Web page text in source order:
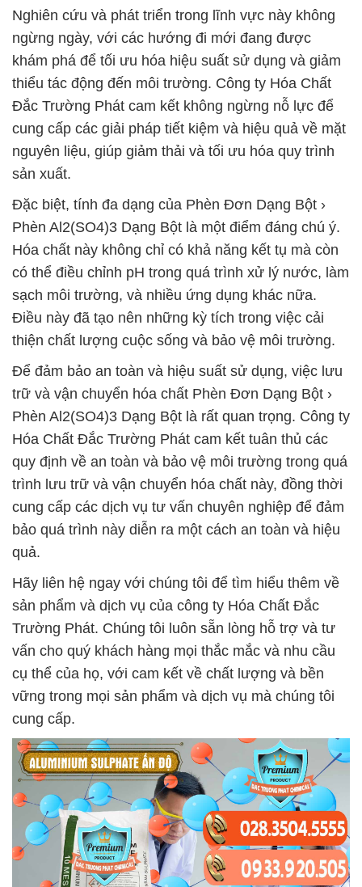
Nghiên cứu và phát triển trong lĩnh vực này không
ngừng ngày, với các hướng đi mới đang được
khám phá để tối ưu hóa hiệu suất sử dụng và giảm
thiểu tác động đến môi trường. Công ty Hóa Chất
Đắc Trường Phát cam kết không ngừng nỗ lực để
cung cấp các giải pháp tiết kiệm và hiệu quả về mặt
nguyên liệu, giúp giảm thải và tối ưu hóa quy trình
sản xuất.
Đặc biệt, tính đa dạng của Phèn Đơn Dạng Bột ›
Phèn Al2(SO4)3 Dạng Bột là một điểm đáng chú ý.
Hóa chất này không chỉ có khả năng kết tụ mà còn
có thể điều chỉnh pH trong quá trình xử lý nước, làm
sạch môi trường, và nhiều ứng dụng khác nữa.
Điều này đã tạo nên những kỳ tích trong việc cải
thiện chất lượng cuộc sống và bảo vệ môi trường.
Để đảm bảo an toàn và hiệu suất sử dụng, việc lưu
trữ và vận chuyển hóa chất Phèn Đơn Dạng Bột ›
Phèn Al2(SO4)3 Dạng Bột là rất quan trọng. Công ty
Hóa Chất Đắc Trường Phát cam kết tuân thủ các
quy định về an toàn và bảo vệ môi trường trong quá
trình lưu trữ và vận chuyển hóa chất này, đồng thời
cung cấp các dịch vụ tư vấn chuyên nghiệp để đảm
bảo quá trình này diễn ra một cách an toàn và hiệu
quả.
Hãy liên hệ ngay với chúng tôi để tìm hiểu thêm về
sản phẩm và dịch vụ của công ty Hóa Chất Đắc
Trường Phát. Chúng tôi luôn sẵn lòng hỗ trợ và tư
vấn cho quý khách hàng mọi thắc mắc và nhu cầu
cụ thể của họ, với cam kết về chất lượng và bền
vững trong mọi sản phẩm và dịch vụ mà chúng tôi
cung cấp.